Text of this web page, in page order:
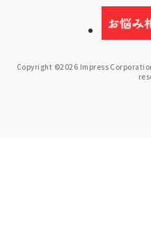
Copyright ©2026 Impress